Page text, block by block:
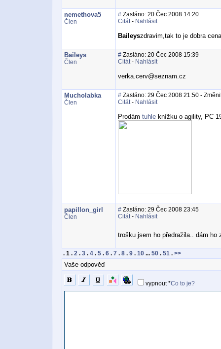
nemethova5
Člen
# Zasláno: 20 Čec 2008 14:20
Citát- Nahlásit
Baileyszdravim,tak to je dobra
Baileys
Člen
# Zasláno: 20 Čec 2008 15:39
Citát- Nahlásit
verka.cerv@seznam.cz
Mucholabka
Člen
# Zasláno: 29 Čec 2008 21:50 -
Citát- Nahlásit
Prodám tuhle knížku o agility, PC
papillon_girl
Člen
# Zasláno: 29 Čec 2008 23:45
Citát- Nahlásit
trošku jsem ho předražila.. dám ho
. 1 . 2 . 3 . 4 . 5 . 6 . 7 . 8 . 9 . 10 ... 50 . 51 . >>
Vaše odpověď
vypnout*Co to je?